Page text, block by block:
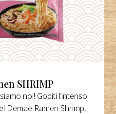
SHRIMP
noi! Goditi l’intenso
Demae Ramen Shrimp,